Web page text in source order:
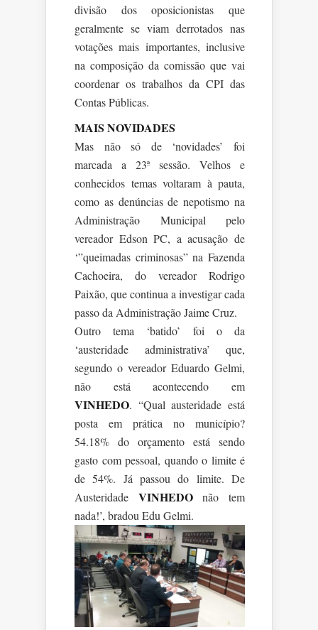
divisão dos oposicionistas que
geralmente se viam derrotados nas
votações mais importantes, inclusive
na composição da comissão que vai
coordenar os trabalhos da CPI das
Contas Públicas.
MAIS NOVIDADES
Mas não só de ‘novidades’ foi
marcada a 23ª sessão. Velhos e
conhecidos temas voltaram à pauta,
como as denúncias de nepotismo na
Administração Municipal pelo
vereador Edson PC, a acusação de
‘”queimadas criminosas” na Fazenda
Cachoeira, do vereador Rodrigo
Paixão, que continua a investigar cada
passo da Administração Jaime Cruz.
Outro tema ‘batido’ foi o da
‘austeridade administrativa’ que,
segundo o vereador Eduardo Gelmi,
não está acontecendo em
VINHEDO. “Qual austeridade está
posta em prática no município?
54.18% do orçamento está sendo
gasto com pessoal, quando o limite é
de 54%. Já passou do limite. De
Austeridade VINHEDOnão tem
nada!’, bradou Edu Gelmi.